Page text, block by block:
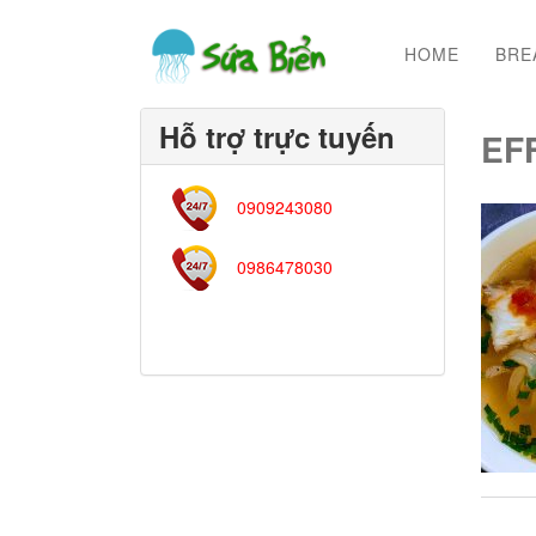
HOME
Hỗ trợ trực tuyến
0909243080
0986478030